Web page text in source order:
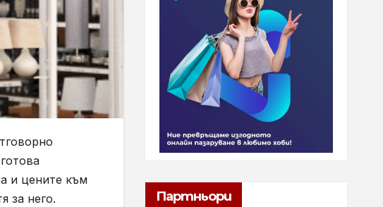
и цените към
за него.
Партньори